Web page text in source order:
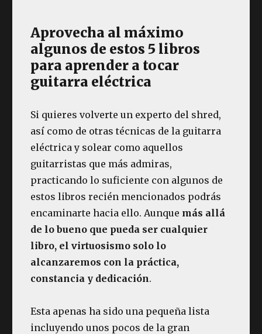
Aprovecha al máximo
algunos de estos 5 libros
para aprender a tocar
guitarra eléctrica
Si quieres volverte un experto del shred,
así como de otras técnicas de la guitarra
eléctrica y solear como aquellos
guitarristas que más admiras,
practicando lo suficiente con algunos de
estos libros recién mencionados podrás
encaminarte hacia ello. Aunque más allá
de lo bueno que pueda ser cualquier
libro, el virtuosismo solo lo
alcanzaremos con la práctica,
constancia y dedicación.
Esta apenas ha sido una pequeña lista
incluyendo unos pocos de la gran